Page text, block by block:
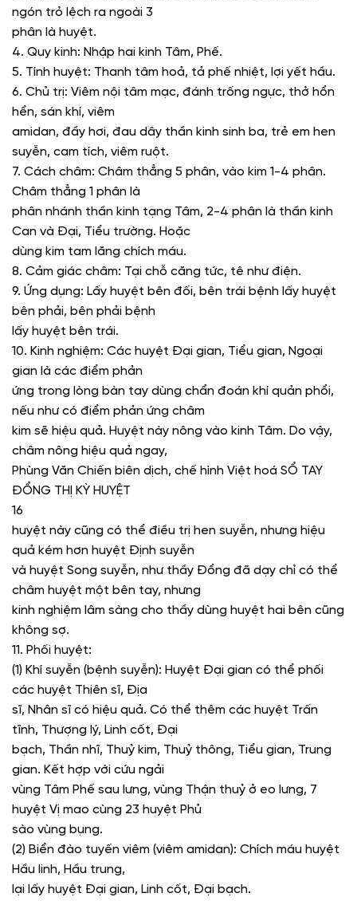
ngón trỏ lệch ra ngoài 3
phân là huyệt.
4. Quy kinh: Nhập hai kinh Tâm, Phế.
5. Tính huyệt: Thanh tâm hoả, tả phế nhiệt, lợi yết hầu.
6. Chủ trị: Viêm nội tâm mạc, đánh trống ngực, thở hổn
hển, sán khí, viêm
amidan, đầy hơi, đau dây thần kinh sinh ba, trẻ em hen
suyễn, cam tích, viêm ruột.
7. Cách châm: Châm thẳng 5 phân, vào kim 1-4 phân.
Châm thẳng 1 phân là
phân nhánh thần kinh tạng Tâm, 2-4 phân là thần kinh
Can và Đại, Tiểu trường. Hoặc
dùng kim tam lăng chích máu.
8. Cảm giác châm: Tại chỗ căng tức, tê như điện.
9. Ứng dụng: Lấy huyệt bên đối, bên trái bệnh lấy huyệt
bên phải, bên phải bệnh
lấy huyệt bên trái.
10. Kinh nghiệm: Các huyệt Đại gian, Tiểu gian, Ngoại
gian là các điểm phản
ứng trong lòng bàn tay dùng chẩn đoán khí quản phổi,
nếu như có điểm phản ứng châm
kim sẽ hiệu quả. Huyệt này nông vào kinh Tâm. Do vậy,
châm nông hiệu quả ngay,
Phùng Văn Chiến biên dịch, chế hình Việt hoá SỔ TAY
ĐỔNG THỊ KỲ HUYỆT
16
huyệt này cũng có thể điều trị hen suyễn, nhưng hiệu
quả kém hơn huyệt Định suyễn
và huyệt Song suyễn, như thầy Đổng đã dạy chỉ có thể
châm huyệt một bên tay, nhưng
kinh nghiệm lâm sàng cho thầy dùng huyệt hai bên cũng
không sợ.
11. Phối huyệt:
(1) Khí suyễn (bệnh suyễn): Huyệt Đại gian có thể phối
các huyệt Thiên sĩ, Địa
sĩ, Nhân sĩ có hiệu quả. Có thể thêm các huyệt Trấn
tĩnh, Thượng lý, Linh cốt, Đại
bạch, Thần nhĩ, Thuỷ kim, Thuỷ thông, Tiểu gian, Trung
gian. Kết hợp với cứu ngải
vùng Tâm Phế sau lưng, vùng Thận thuỷ ở eo lưng, 7
huyệt Vị mao cùng 23 huyệt Phủ
sào vùng bụng.
(2) Biển đào tuyến viêm (viêm amidan): Chích máu huyệt
Hầu linh, Hầu trung,
lại lấy huyệt Đại gian, Linh cốt, Đại bạch.